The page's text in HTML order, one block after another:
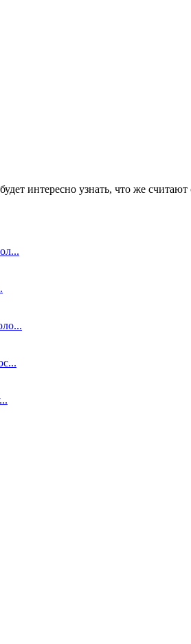
интересно узнать, что же